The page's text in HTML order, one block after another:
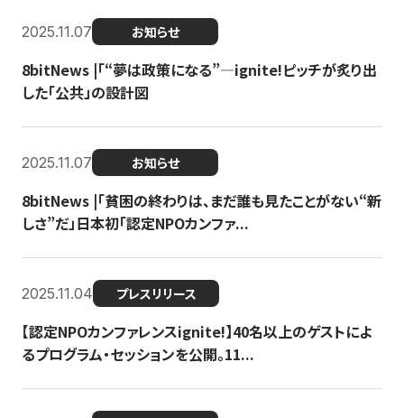
2025.11.07 お知らせ
8bitNews |「“夢は政策になる”—ignite!ピッチが炙り出
した「公共」の設計図
2025.11.07 お知らせ
8bitNews |「貧困の終わりは、まだ誰も見たことがない“新
しさ”だ」日本初「認定NPOカンファ...
2025.11.04 プレスリリース
【認定NPOカンファレンスignite!】40名以上のゲストによ
るプログラム・セッションを公開。11...